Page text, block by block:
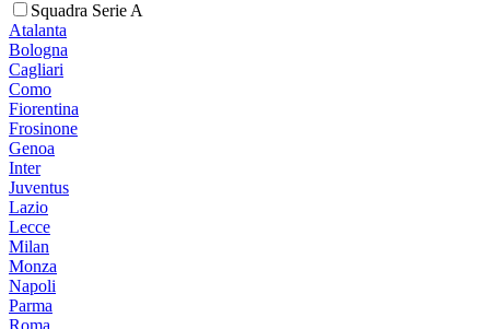
Squadra Serie A
Atalanta
Bologna
Cagliari
Como
Fiorentina
Frosinone
Genoa
Inter
Juventus
Lazio
Lecce
Milan
Monza
Napoli
Parma